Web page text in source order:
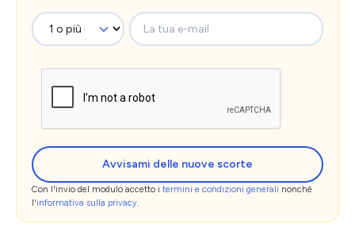
La tua e-mail
Avvisami delle nuove scorte
Con l'invio del modulo accetto i termini e condizioni generali nonché
l'informativa sulla privacy.